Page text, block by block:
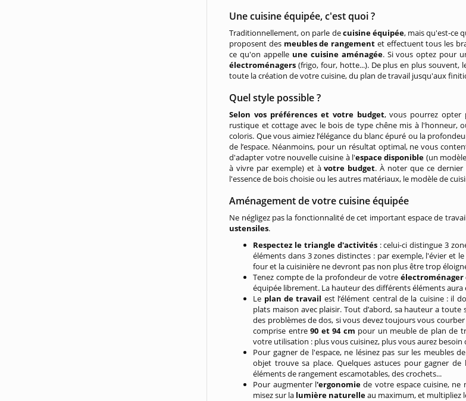
Une cuisine équipée, c'est quoi ?
Traditionnellement, on parle decuisine équipée, mais qu'est-ce
proposent desmeubles de rangement et effectuent tous les
ce qu'on appelle une cuisine aménagée. Si vous optez pour
électroménagers (frigo, four, hotte...). De plus en plus
toute la création de votre cuisine, du plan de travail jusqu'aux
Quel style possible ?
Selon vos préférences et votre budget, vous pourrez opter
rustique et cottage avec le bois de type chêne mis à l'honneur,
coloris. Que vous aimiez l’élégance du blanc épuré ou la
de l’espace. Néanmoins, pour un résultat optimal, ne vous
d'adapter votre nouvelle cuisine à l'espace disponible (un
à vivre par exemple) et àvotre budget. À noter que ce
l'essence de bois choisie ou les autres matériaux, le modèle de
Aménagement de votre cuisine équipée
Ne négligez pas la fonctionnalité de cet important espace de
ustensiles.
Respectez le triangle d'activités: celui-ci distingue 3
éléments dans 3 zones distinctes : par exemple, l'évier et
four et la cuisinière ne devront pas non plus être trop
Tenez compte de la profondeur de votre électroménager
équipée librement. La hauteur des différents éléments
Le plan de travail est l’élément central de la cuisine : il
plats maison avec plaisir. Tout d’abord, sa hauteur a
des problèmes de dos, si vous devez toujours vous
comprise entre90 et 94 cm pour un meuble de plan de
votre utilisation : plus vous cuisinez, plus vous aurez
Pour gagner de l'espace, ne lésinez pas sur les meubles de
objet trouve sa place. Quelques astuces pour gagner
éléments de rangement escamotables, des crochets...
Pour augmenter l'ergonomiede votre espace cuisine, ne
misez sur la lumière naturelleau maximum, et multipliez